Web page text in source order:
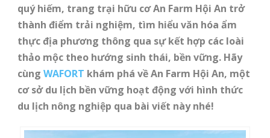
quý hiếm, trang trại hữu cơ An Farm Hội An trở
thành điểm trải nghiệm, tìm hiểu văn hóa ẩm
thực địa phương thông qua sự kết hợp các loài
thảo mộc theo hướng sinh thái, bền vững. Hãy
cùng WAFORT khám phá về An Farm Hội An, một
cơ sở du lịch bền vững hoạt động với hình thức
du lịch nông nghiệp qua bài viết này nhé!